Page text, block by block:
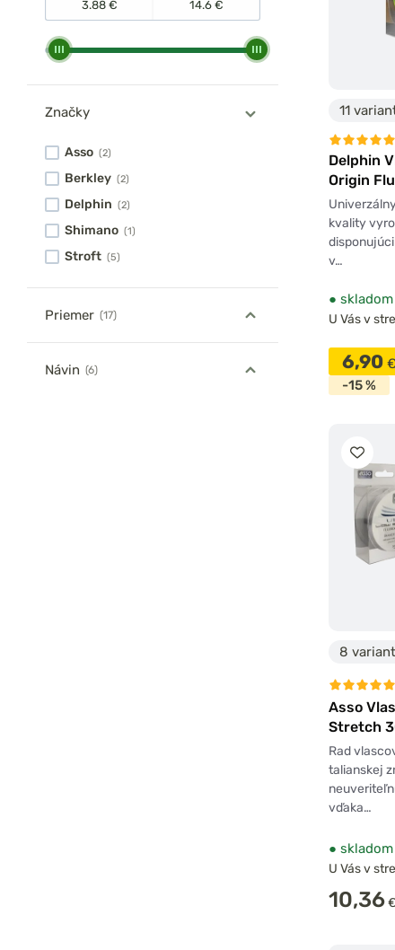
Značky
Asso (2)
Berkley (2)
Delphin (2)
Shimano (1)
Stroft (5)
Priemer (17)
Návin (6)
11
Delphin
Origin
kvality
v…
● skladom
U Vás v
6,90
-15 %
8
Asso
Stretch
Rad
talianskej
vďaka…
● skladom
U Vás v
10,36